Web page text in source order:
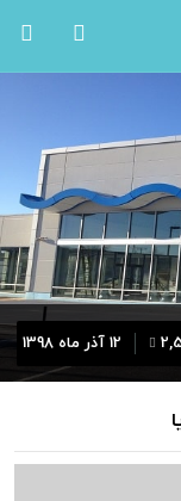
12 آذر ماه 1398